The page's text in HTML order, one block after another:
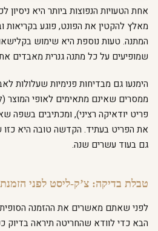
אחת הטעויות הנפוצות ביותר היא
מאלץ להקטין את הפונט, פוגע
המתנה. טעות נוספת היא שימוש
שמופיעים על כל מתנה גנרית מאבדים
הימנעו גם מבדיחות פנימיות שעלולות
ממסרים שאינם מתאימים לאופי המוצר
פריט יודאיקה רציני), ומכתיבים בשפה
את הפריט בעתיד. הקדשה טובה היא כזו
גם בעוד עשרים שנה.
טבלת בדיקה: צ’ק-ליסט לפני
לפני שאתם מאשרים את ההזמנה
הבא כדי לוודא שהחריטה תיראה בדיוק